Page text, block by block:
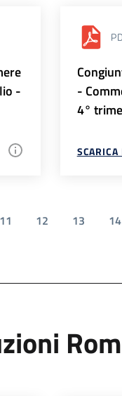
-
-
4°
SCARICA
11 12 13 14